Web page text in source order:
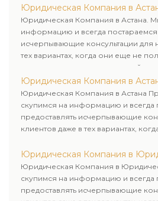
Юридическая Компания в
Юридическая Компания в Астана.
информацию и всегда постараемся
исчерпывающие консультации для
тех вариантах, когда они еще не
юридическими услугами нашей
Юридическая Компания в
Юридическая Компания в Астана
скупимся на информацию и всегда
предоставлять исчерпывающие
клиентов даже в тех вариантах,
пользовались юридическими
Юридическая Компания в
Юридическая Компания в
скупимся на информацию и всегда
предоставлять исчерпывающие